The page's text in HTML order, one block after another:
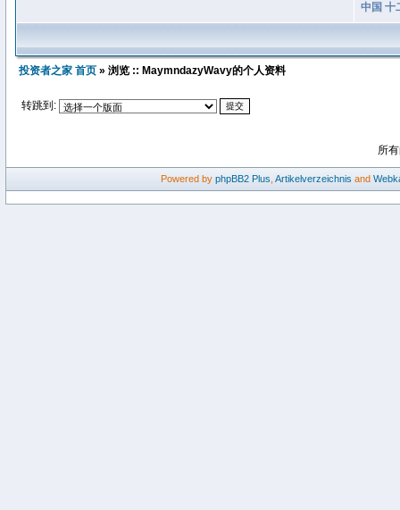
中国 十
投资者之家 首页 » 浏览 :: MaymndazyWavy的个人资料
转跳到:
所
Powered by phpBB2 Plus Artikelverzeichnis and